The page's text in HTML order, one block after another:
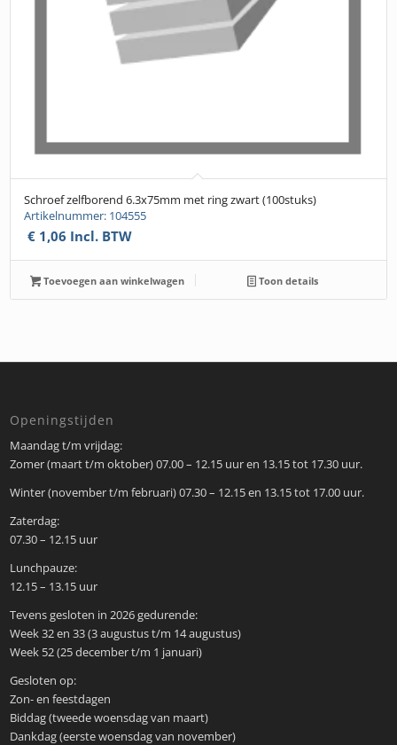
Schroef zelfborend 6.3x75mm met ring zwart (100stuks)
Artikelnummer: 104555
€ 1,06 Incl. BTW
Toevoegen aan winkelwagen Toon details
Openingstijden
Maandag t/m vrijdag:
Zomer (maart t/m oktober) 07.00 – 12.15 uur en 13.15 tot 17.30 uur.
Winter (november t/m februari) 07.30 – 12.15 en 13.15 tot 17.00 uur.
Zaterdag:
07.30 – 12.15 uur
Lunchpauze:
12.15 – 13.15 uur
Tevens gesloten in 2026 gedurende:
Week 32 en 33 (3 augustus t/m 14 augustus)
Week 52 (25 december t/m 1 januari)
Gesloten op:
Zon- en feestdagen
Biddag (tweede woensdag van maart)
Dankdag (eerste woensdag van november)